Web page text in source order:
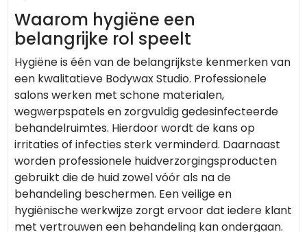
Waarom hygiëne een
belangrijke rol speelt
Hygiëne is één van de belangrijkste kenmerken van
een kwalitatieve Bodywax Studio. Professionele
salons werken met schone materialen,
wegwerpspatels en zorgvuldig gedesinfecteerde
behandelruimtes. Hierdoor wordt de kans op
irritaties of infecties sterk verminderd. Daarnaast
worden professionele huidverzorgingsproducten
gebruikt die de huid zowel vóór als na de
behandeling beschermen. Een veilige en
hygiënische werkwijze zorgt ervoor dat iedere klant
met vertrouwen een behandeling kan ondergaan.